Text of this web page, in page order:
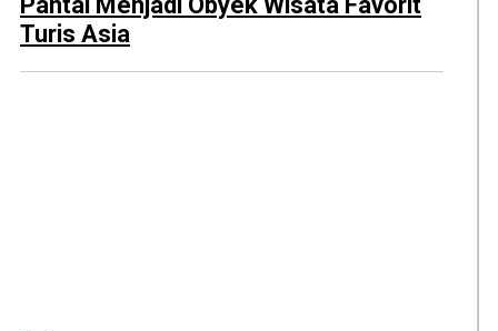
Turis Asia